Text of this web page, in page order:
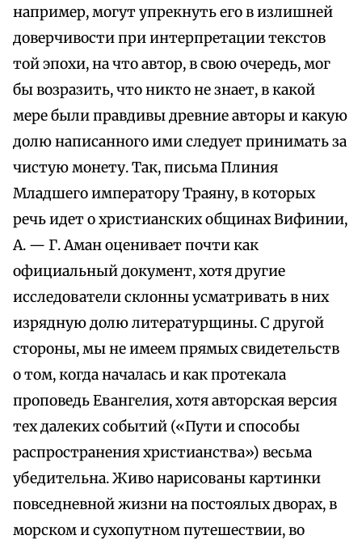
например, могут упрекнуть его в излишней
доверчивости при интерпретации текстов
той эпохи, на что автор, в свою очередь, мог
бы возразить, что никто не знает, в какой
мере были правдивы древние авторы и какую
долю написанного ими следует принимать за
чистую монету. Так, письма Плиния
Младшего императору Траяну, в которых
речь идет о христианских общинах Вифинии,
А. — Г. Аман оценивает почти как
официальный документ, хотя другие
исследователи склонны усматривать в них
изрядную долю литературщины. С другой
стороны, мы не имеем прямых свидетельств
о том, когда началась и как протекала
проповедь Евангелия, хотя авторская версия
тех далеких событий («Пути и способы
распространения христианства») весьма
убедительна. Живо нарисованы картинки
повседневной жизни на постоялых дворах, в
морском и сухопутном путешествии, во